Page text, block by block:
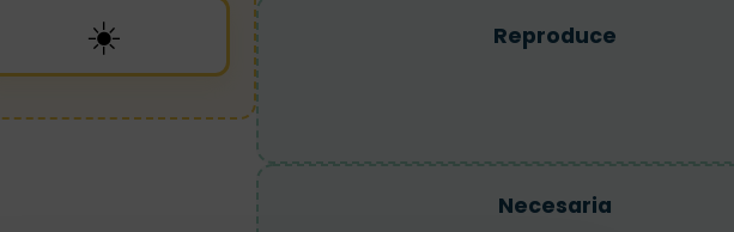
☀️
Reproduce
Necesaria